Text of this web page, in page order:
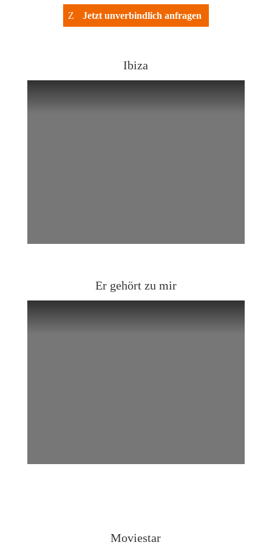
Jetzt unverbindlich anfragen
Ibiza
Er gehört zu mir
Moviestar